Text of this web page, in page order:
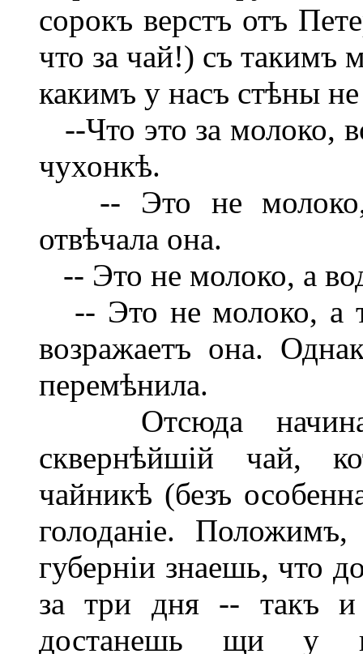
сорокъ верстъ отъ
что за чай!) съ такимъ
какимъ у насъ стѣны
--Что это за молоко,
чухонкѣ.
-- Это не молоко,
отвѣчала она.
-- Это не молоко, а
-- Это не молоко, а
возражаетъ она.
перемѣнила.
Отсюда
сквернѣйшій чай,
чайникѣ (безъ
голоданіе.
губерніи знаешь, что
за три дня -- такъ и
достанешь щи у